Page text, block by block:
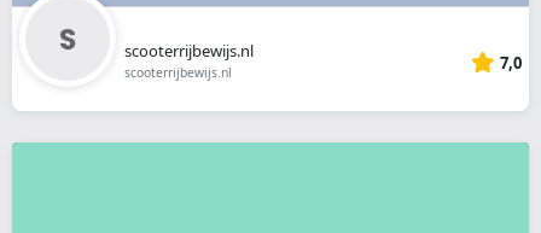
scooterrijbewijs.nl
scooterrijbewijs.nl 7,0